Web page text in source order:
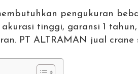
pengukuran
tinggi, garansi 1
PT ALTRAMAN jual